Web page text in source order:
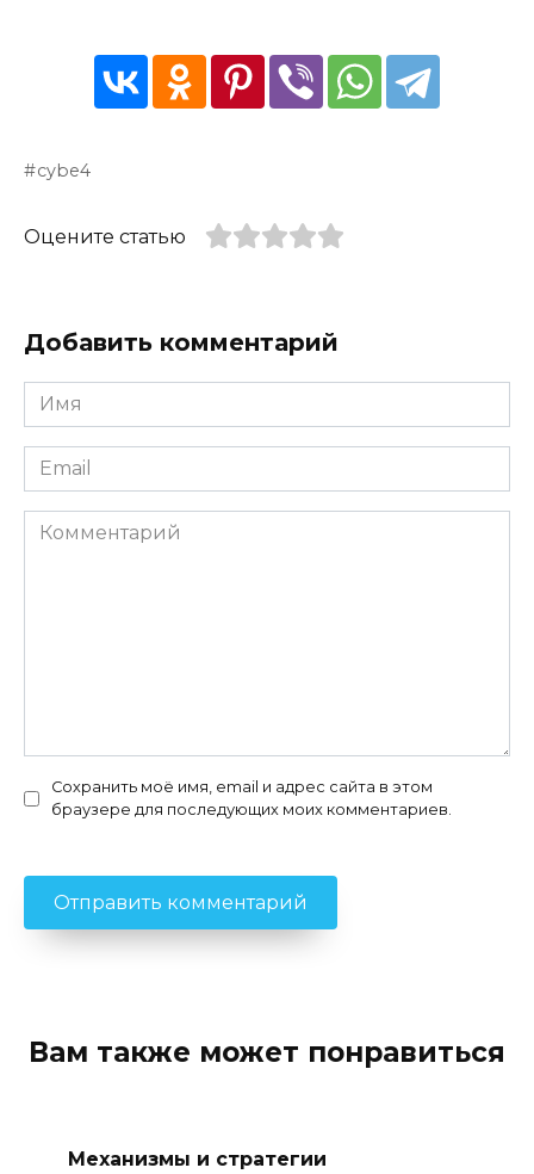
cybe4
Оцените статью
Добавить комментарий
Имя
*
Email
*
Комментарий
Сохранить моё имя, email и адрес сайта в этом
браузере для последующих моих комментариев.
Вам также может понравиться
Механизмы и стратегии